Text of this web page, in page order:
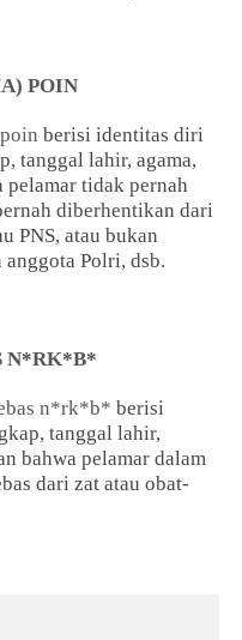
POIN
berisi identitas diri
tanggal lahir, agama,
pelamar tidak pernah
diberhentikan dari
PNS, atau bukan
Polri, dsb.
N*RK*B*
n*rk*b* berisi
tanggal lahir,
bahwa pelamar dalam
dari zat atau obat-